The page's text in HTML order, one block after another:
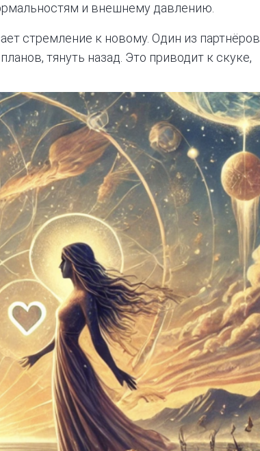
и внешнему давлению.
стремление к новому. Один из партнёров
тянуть назад. Это приводит к скуке,